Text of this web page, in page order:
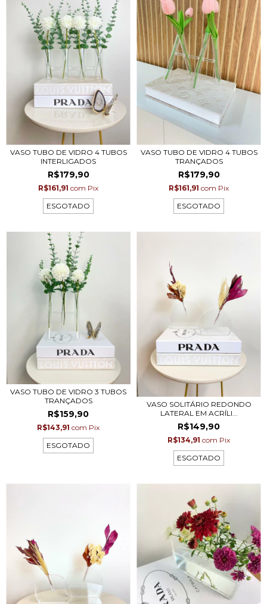
VASO TUBO DE VIDRO 4 TUBOS
INTERLIGADOS
R$179,90
R$161,91 com Pix
ESGOTADO
VASO TUBO DE VIDRO 4 TUBOS
TRANÇADOS
R$179,90
R$161,91 com Pix
ESGOTADO
VASO TUBO DE VIDRO 3 TUBOS
TRANÇADOS
R$159,90
R$143,91 com Pix
ESGOTADO
VASO SOLITÁRIO REDONDO
LATERAL EM ACRÍLI...
R$149,90
R$134,91 com Pix
ESGOTADO